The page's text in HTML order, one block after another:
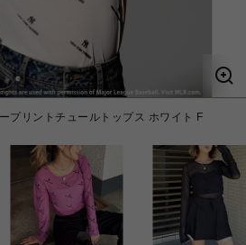
プリントチュールトップス ホワイト F